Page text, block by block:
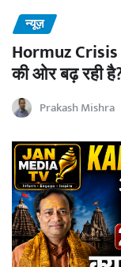
न्यूज़
Hormuz Crisis
की ओर बढ़ रही
Prakash Mishra